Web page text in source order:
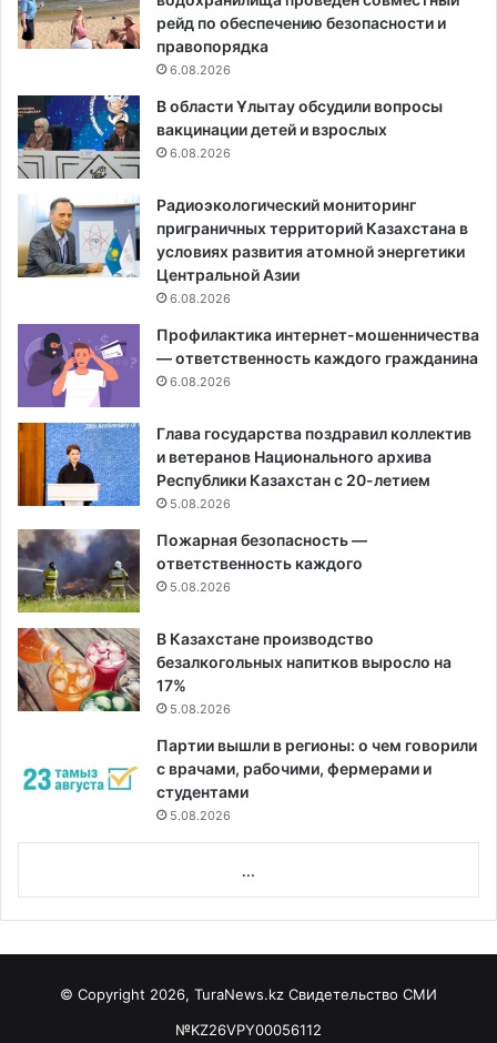
рейд по обеспечению безопасности и
правопорядка
6.08.2026
В области Ұлытау обсудили вопросы
вакцинации детей и взрослых
6.08.2026
Радиоэкологический мониторинг
приграничных территорий Казахстана в
условиях развития атомной энергетики
Центральной Азии
6.08.2026
Профилактика интернет-мошенничества
— ответственность каждого гражданина
6.08.2026
Глава государства поздравил коллектив
и ветеранов Национального архива
Республики Казахстан с 20-летием
5.08.2026
Пожарная безопасность —
ответственность каждого
5.08.2026
В Казахстане производство
безалкогольных напитков выросло на
17%
5.08.2026
Партии вышли в регионы: о чем говорили
с врачами, рабочими, фермерами и
студентами
5.08.2026
...
© Copyright 2026, TuraNews.kz Свидетельство СМИ
№KZ26VPY00056112